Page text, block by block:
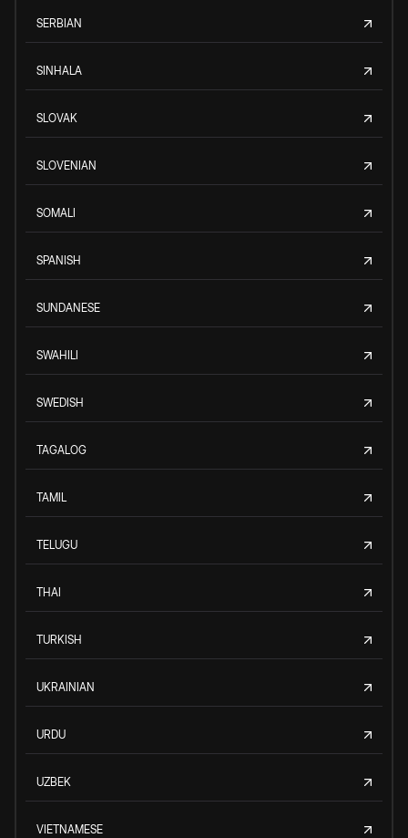
SERBIAN
SINHALA
SLOVAK
SLOVENIAN
SOMALI
SPANISH
SUNDANESE
SWAHILI
SWEDISH
TAGALOG
TAMIL
TELUGU
THAI
TURKISH
UKRAINIAN
URDU
UZBEK
VIETNAMESE